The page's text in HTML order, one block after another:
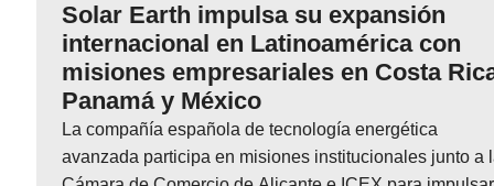
Solar Earth impulsa su expansión
internacional en Latinoamérica con
misiones empresariales en Costa
Panamá y México
La compañía española de tecnología energética
avanzada participa en misiones institucionales junto a